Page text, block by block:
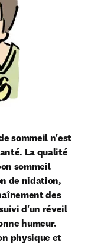
sommeil n'est
La qualité
sommeil
de nidation,
des
d'un réveil
humeur.
physique et